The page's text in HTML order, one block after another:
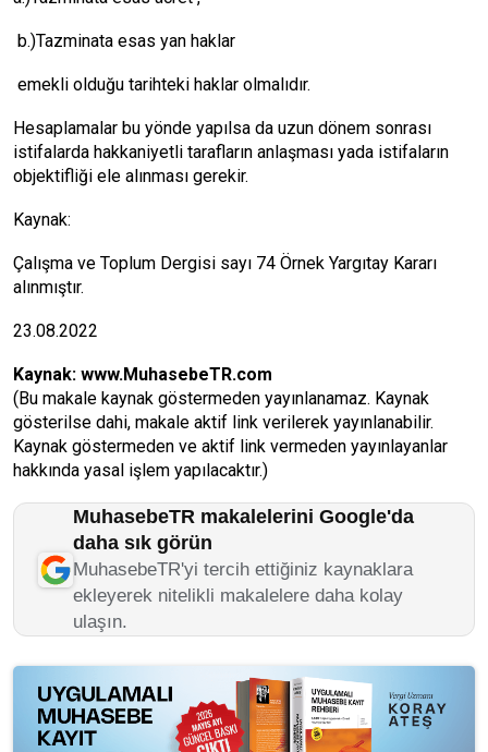
b.)Tazminata esas yan haklar
emekli olduğu tarihteki haklar olmalıdır.
Hesaplamalar bu yönde yapılsa da uzun dönem sonrası
istifalarda hakkaniyetli tarafların anlaşması yada istifaların
objektifliği ele alınması gerekir.
Kaynak:
Çalışma ve Toplum Dergisi sayı 74 Örnek Yargıtay Kararı
alınmıştır.
23.08.2022
Kaynak: www.MuhasebeTR.com
(Bu makale kaynak göstermeden yayınlanamaz. Kaynak
gösterilse dahi, makale aktif link verilerek yayınlanabilir.
Kaynak göstermeden ve aktif link vermeden yayınlayanlar
hakkında yasal işlem yapılacaktır.)
MuhasebeTR makalelerini Google'da
daha sık görün
MuhasebeTR'yi tercih ettiğiniz kaynaklara
ekleyerek nitelikli makalelere daha kolay
ulaşın.